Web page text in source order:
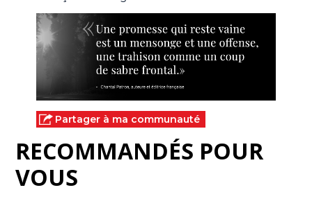
Partager à ma communauté
RECOMMANDÉS POUR
VOUS